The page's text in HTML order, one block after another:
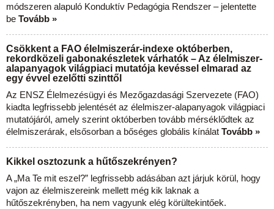
módszeren alapuló Konduktív Pedagógia Rendszer – jelentette
be Tovább »
Csökkent a FAO élelmiszerár-indexe októberben,
rekordközeli gabonakészletek várhatók – Az élelmiszer-
alapanyagok világpiaci mutatója kevéssel elmarad az
egy évvel ezelőtti szinttől
Az ENSZ Élelmezésügyi és Mezőgazdasági Szervezete (FAO)
kiadta legfrissebb jelentését az élelmiszer-alapanyagok világpiaci
mutatójáról, amely szerint októberben tovább mérséklődtek az
élelmiszerárak, elsősorban a bőséges globális kínálat Tovább »
Kikkel osztozunk a hűtőszekrényen?
A „Ma Te mit eszel?” legfrissebb adásában azt járjuk körül, hogy
vajon az élelmiszereink mellett még kik laknak a
hűtőszekrényben, ha nem vagyunk elég körültekintőek.